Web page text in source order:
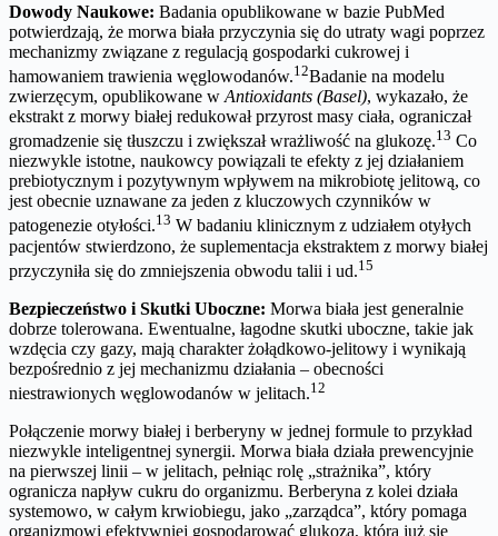
Dowody Naukowe: Badania opublikowane w bazie PubMed
potwierdzają, że morwa biała przyczynia się do utraty wagi poprzez
mechanizmy związane z regulacją gospodarki cukrowej i
hamowaniem trawienia węglowodanów.12Badanie na modelu
zwierzęcym, opublikowane w Antioxidants (Basel), wykazało, że
ekstrakt z morwy białej redukował przyrost masy ciała, ograniczał
gromadzenie się tłuszczu i zwiększał wrażliwość na glukozę.13 Co
niezwykle istotne, naukowcy powiązali te efekty z jej działaniem
prebiotycznym i pozytywnym wpływem na mikrobiotę jelitową, co
jest obecnie uznawane za jeden z kluczowych czynników w
patogenezie otyłości.13 W badaniu klinicznym z udziałem otyłych
pacjentów stwierdzono, że suplementacja ekstraktem z morwy białej
przyczyniła się do zmniejszenia obwodu talii i ud.15
Bezpieczeństwo i Skutki Uboczne: Morwa biała jest generalnie
dobrze tolerowana. Ewentualne, łagodne skutki uboczne, takie jak
wzdęcia czy gazy, mają charakter żołądkowo-jelitowy i wynikają
bezpośrednio z jej mechanizmu działania – obecności
niestrawionych węglowodanów w jelitach.12
Połączenie morwy białej i berberyny w jednej formule to przykład
niezwykle inteligentnej synergii. Morwa biała działa prewencyjnie
na pierwszej linii – w jelitach, pełniąc rolę „strażnika”, który
ogranicza napływ cukru do organizmu. Berberyna z kolei działa
systemowo, w całym krwiobiegu, jako „zarządca”, który pomaga
organizmowi efektywniej gospodarować glukozą, która już się